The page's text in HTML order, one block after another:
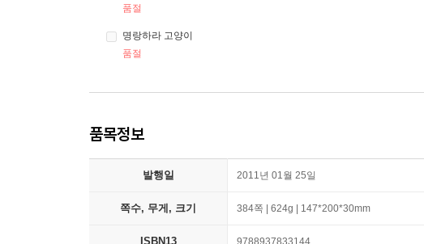
품절
명랑하라 고양이
품절
품목정보
발행일 2011년 01월 25일
쪽수, 무게, 크기 384쪽 | 624g | 147*200*30mm
ISBN13